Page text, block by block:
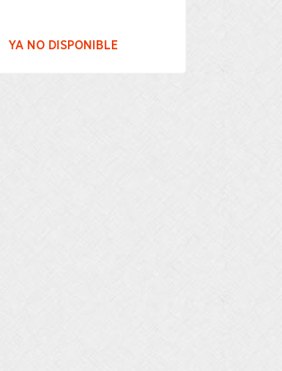
YA NO DISPONIBLE